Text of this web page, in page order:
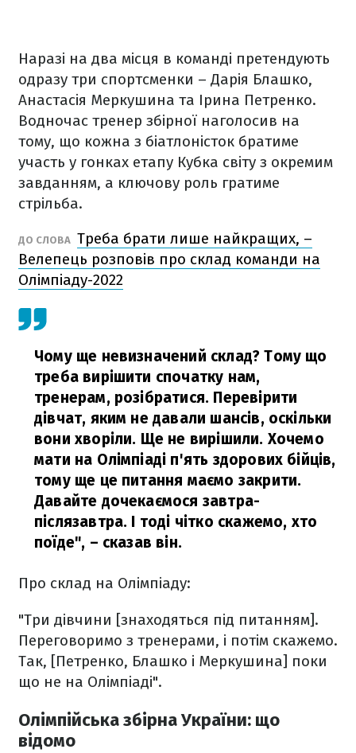
Наразі на два місця в команді претендують
одразу три спортсменки – Дарія Блашко,
Анастасія Меркушина та Ірина Петренко.
Водночас тренер збірної наголосив на
тому, що кожна з біатлоністок братиме
участь у гонках етапу Кубка світу з окремим
завданням, а ключову роль гратиме
стрільба.
ДО СЛОВА Треба брати лише найкращих, –
Велепець розповів про склад команди на
Олімпіаду-2022
Чому ще невизначений склад? Тому що
треба вирішити спочатку нам,
тренерам, розібратися. Перевірити
дівчат, яким не давали шансів, оскільки
вони хворіли. Ще не вирішили. Хочемо
мати на Олімпіаді п'ять здорових бійців,
тому ще це питання маємо закрити.
Давайте дочекаємося завтра-
післязавтра. І тоді чітко скажемо, хто
поїде", – сказав він.
Про склад на Олімпіаду:
"Три дівчини [знаходяться під питанням].
Переговоримо з тренерами, і потім скажемо.
Так, [Петренко, Блашко і Меркушина] поки
що не на Олімпіаді".
Олімпійська збірна України: що
відомо